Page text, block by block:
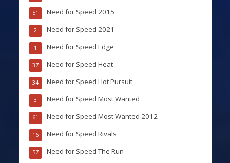
Need for Speed 2015
51
Need for Speed 2021
2
Need for Speed Edge
1
Need for Speed Heat
37
Need for Speed Hot Pursuit
34
Need for Speed Most Wanted
3
Need for Speed Most Wanted 2012
61
Need for Speed Rivals
16
Need for Speed The Run
57